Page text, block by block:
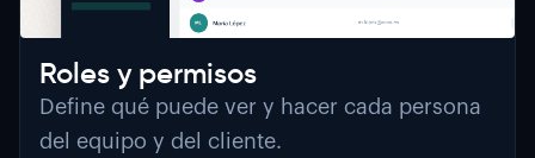
Roles y permisos
Define qué puede ver y hacer cada persona
del equipo y del cliente.